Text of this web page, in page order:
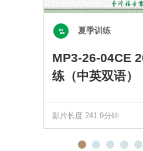
夏季训练
MP3-26-04CE
练（中英双语）
影片长度 241.9分钟